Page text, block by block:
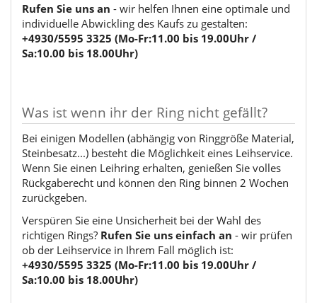
Rufen Sie uns an - wir helfen Ihnen eine optimale und
individuelle Abwickling des Kaufs zu gestalten:
+4930/5595 3325 (Mo-Fr:11.00 bis 19.00Uhr /
Sa:10.00 bis 18.00Uhr)
Was ist wenn ihr der Ring nicht gefällt?
Bei einigen Modellen (abhängig von Ringgröße Material,
Steinbesatz...) besteht die Möglichkeit eines Leihservice.
Wenn Sie einen Leihring erhalten, genießen Sie volles
Rückgaberecht und können den Ring binnen 2 Wochen
zurückgeben.
Verspüren Sie eine Unsicherheit bei der Wahl des
richtigen Rings? Rufen Sie uns einfach an - wir prüfen
ob der Leihservice in Ihrem Fall möglich ist:
+4930/5595 3325 (Mo-Fr:11.00 bis 19.00Uhr /
Sa:10.00 bis 18.00Uhr)